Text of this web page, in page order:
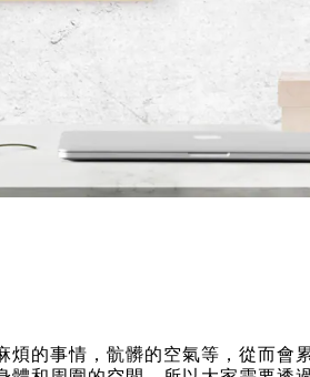
的事情，骯髒的空氣等，從而會